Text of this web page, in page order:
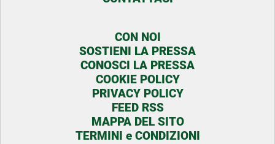
CON NOI
SOSTIENI LA PRESSA
CONOSCI LA PRESSA
COOKIE POLICY
PRIVACY POLICY
FEED RSS
MAPPA DEL SITO
TERMINI e CONDIZIONI